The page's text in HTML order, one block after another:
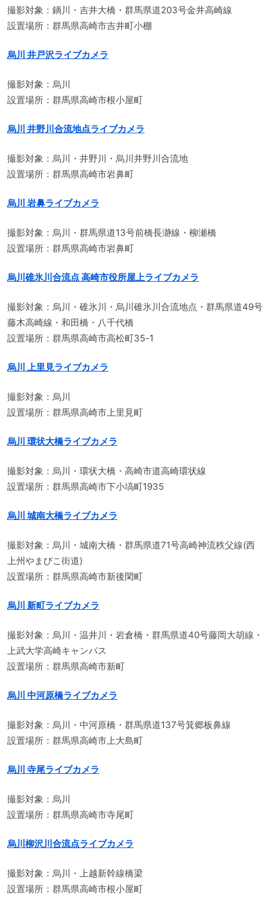
撮影対象：鏑川・吉井大橋・群馬県道203号金井高崎線
設置場所：群馬県高崎市吉井町小棚
烏川 井戸沢ライブカメラ
撮影対象：烏川
設置場所：群馬県高崎市根小屋町
烏川 井野川合流地点ライブカメラ
撮影対象：烏川・井野川・烏川井野川合流地
設置場所：群馬県高崎市岩鼻町
烏川 岩鼻ライブカメラ
撮影対象：烏川・群馬県道13号前橋長瀞線・柳瀬橋
設置場所：群馬県高崎市岩鼻町
烏川碓氷川合流点 高崎市役所屋上ライブカメラ
撮影対象：烏川・碓氷川・烏川碓氷川合流地点・群馬県道49号
藤木高崎線・和田橋・八千代橋
設置場所：群馬県高崎市高松町35-1
烏川 上里見ライブカメラ
撮影対象：烏川
設置場所：群馬県高崎市上里見町
烏川 環状大橋ライブカメラ
撮影対象：烏川・環状大橋・高崎市道高崎環状線
設置場所：群馬県高崎市下小塙町1935
烏川 城南大橋ライブカメラ
撮影対象：烏川・城南大橋・群馬県道71号高崎神流秩父線(西
上州やまびこ街道)
設置場所：群馬県高崎市新後閑町
烏川 新町ライブカメラ
撮影対象：烏川・温井川・岩倉橋・群馬県道40号藤岡大胡線・
上武大学高崎キャンパス
設置場所：群馬県高崎市新町
烏川 中河原橋ライブカメラ
撮影対象：烏川・中河原橋・群馬県道137号箕郷板鼻線
設置場所：群馬県高崎市上大島町
烏川 寺尾ライブカメラ
撮影対象：烏川
設置場所：群馬県高崎市寺尾町
烏川柳沢川合流点ライブカメラ
撮影対象：烏川・上越新幹線橋梁
設置場所：群馬県高崎市根小屋町